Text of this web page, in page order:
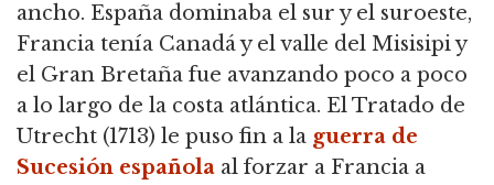
ancho. España dominaba el sur y el suroeste,
Francia tenía Canadá y el valle del Misisipi y
el Gran Bretaña fue avanzando poco a poco
a lo largo de la costa atlántica. El Tratado de
Utrecht (1713) le puso fin a la guerra de
Sucesión española al forzar a Francia a